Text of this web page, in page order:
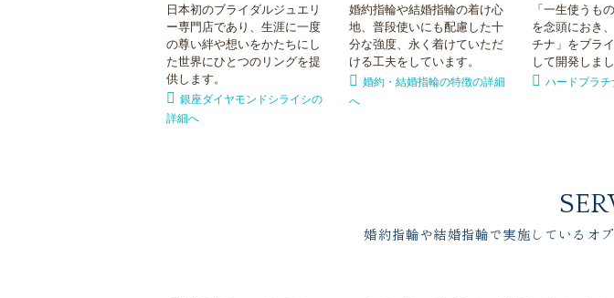
日本初のブライダルジュエリ
ー専門店であり、生涯に一度
の尊い絆や想いをかたちにし
た世界にひとつのリングを提
供します。
銀座ダイヤモンドシライシの
詳細へ
婚約指輪や結婚指輪の着け心
地、普段使いにも配慮した十
分な強度、永く着けていただ
ける工夫をしています。
婚約・結婚指輪の特徴の詳細
へ
「一生使うも
を念頭におき
チナ」をブラ
して開発しまし
ハードプラ
婚約指輪や結婚指輪で実施しているオ